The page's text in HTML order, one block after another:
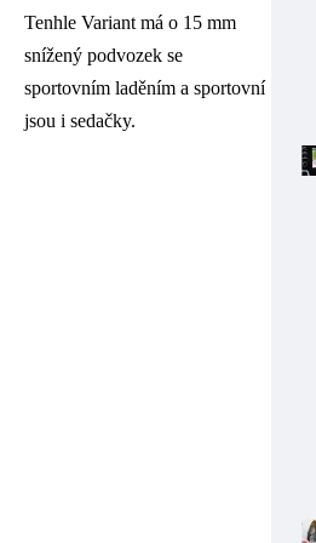
Tenhle Variant má o 15 mm
snížený podvozek se
sportovním laděním a sportovní
jsou i sedačky.